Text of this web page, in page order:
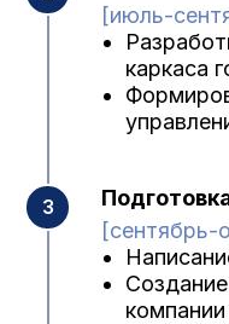
[июль-
каркаса
[сентябрь-
компании